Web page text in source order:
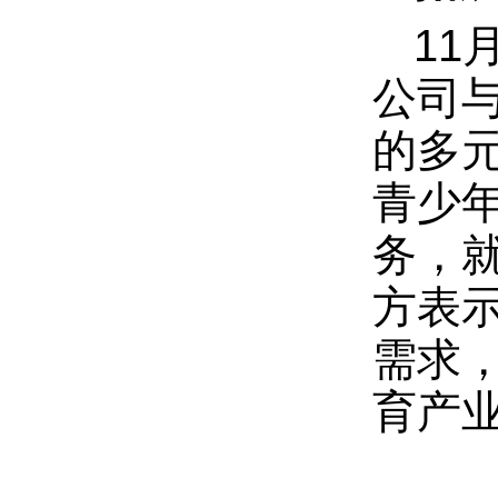
11
公司
的多
青少
务，
方表
需求
育产